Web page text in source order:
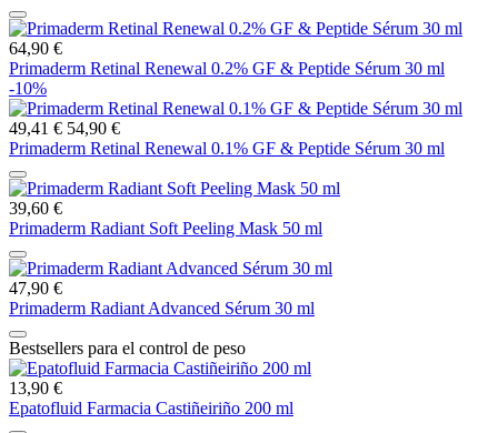
64,90 €
Primaderm Retinal Renewal 0.2% GF & Peptide Sérum 30 ml
-10%
49,41 € 54,90 €
Primaderm Retinal Renewal 0.1% GF & Peptide Sérum 30 ml
39,60 €
Primaderm Radiant Soft Peeling Mask 50 ml
47,90 €
Primaderm Radiant Advanced Sérum 30 ml
Bestsellers para el control de peso
13,90 €
Epatofluid Farmacia Castiñeiriño 200 ml